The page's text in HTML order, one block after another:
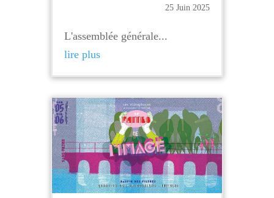
25 Juin 2025
L'assemblée générale...
lire plus